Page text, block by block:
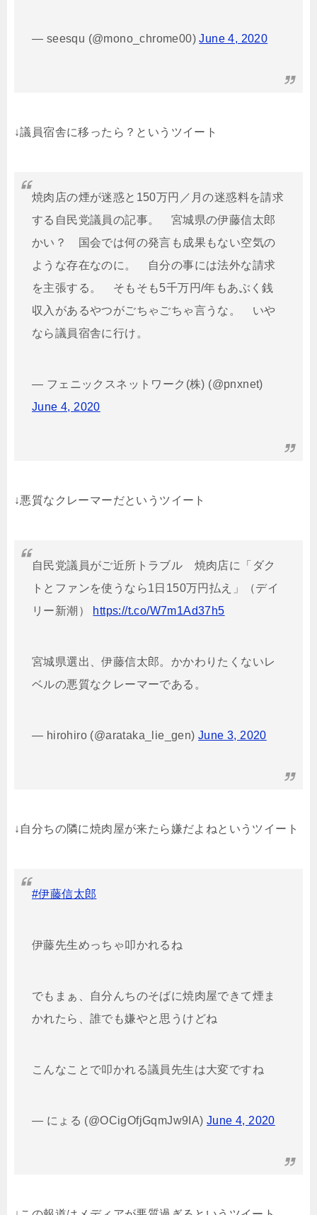
— seesqu (@mono_chrome00)June 4, 2020
↓議員宿舎に移ったら？というツイート
焼肉店の煙が迷惑と150万円／月の迷惑料を請求
する自民党議員の記事。 宮城県の伊藤信太郎
かい？ 国会では何の発言も成果もない空気の
ような存在なのに。 自分の事には法外な請求
を主張する。 そもそも5千万円/年もあぶく銭
収入があるやつがごちゃごちゃ言うな。 いや
なら議員宿舎に行け。
— フェニックスネットワーク(株) (@pnxnet)
June 4, 2020
↓悪質なクレーマーだというツイート
自民党議員がご近所トラブル 焼肉店に「ダク
トとファンを使うなら1日150万円払え」（デイ
リー新潮） https://t.co/W7m1Ad37h5
宮城県選出、伊藤信太郎。かかわりたくないレ
ベルの悪質なクレーマーである。
— hirohiro (@arataka_lie_gen) June 3, 2020
↓自分ちの隣に焼肉屋が来たら嫌だよねというツイート
#伊藤信太郎
伊藤先生めっちゃ叩かれるね
でもまぁ、自分んちのそばに焼肉屋できて煙ま
かれたら、誰でも嫌やと思うけどね
こんなことで叩かれる議員先生は大変ですね
— にょる (@OCigOfjGqmJw9IA) June 4, 2020